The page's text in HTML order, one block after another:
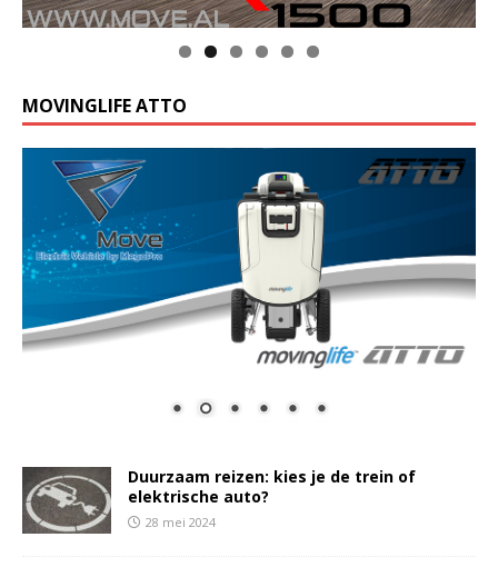
MOVINGLIFE ATTO
Duurzaam reizen: kies je de trein of
elektrische auto?
28 mei 2024